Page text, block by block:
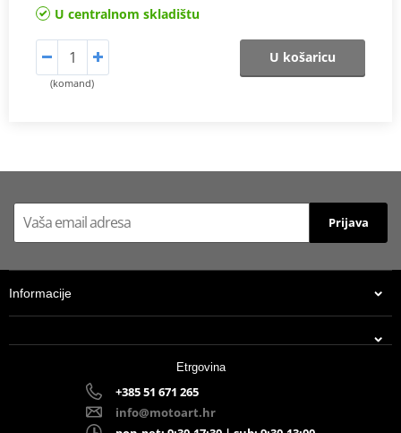
U centralnom skladištu
(komand)
U košaricu
Prijava
Informacije
Etrgovina
+385 51 671 265
info@motoart.hr